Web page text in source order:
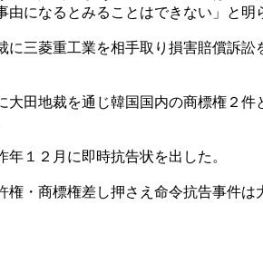
になるとみることはできない」と明
三菱重工業を相手取り損害賠償訴
田地裁を通じ韓国国内の商標権２
１２月に即時抗告状を出した。
・商標権差し押さえ命令抗告事件